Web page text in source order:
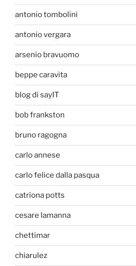
antonio tombolini
antonio vergara
arsenio bravuomo
beppe caravita
blog di sayIT
bob frankston
bruno ragogna
carlo annese
carlo felice dalla pasqua
catriona potts
cesare lamanna
chettimar
chiarulez